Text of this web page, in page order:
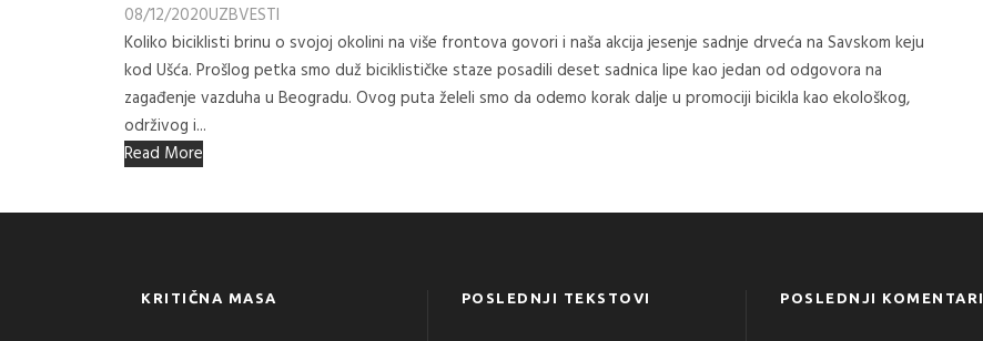
08/12/2020UZBVESTI
Koliko biciklisti brinu o svojoj okolini na više frontova govori i naša akcija jesenje sadnje drveća na Savskom keju
kod Ušća. Prošlog petka smo duž biciklističke staze posadili deset sadnica lipe kao jedan od odgovora na
zagađenje vazduha u Beogradu. Ovog puta želeli smo da odemo korak dalje u promociji bicikla kao ekološkog,
održivog i...
Read More
KRITIČNA MASA POSLEDNJI TEKSTOVI POSLEDNJI KOMENTARI